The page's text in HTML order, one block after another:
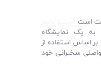
است.
به یک نمایشگاه
اساس استفاده از
واصلی سخنرانی خود